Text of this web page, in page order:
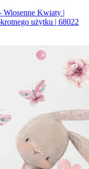
Wiosenne Kwiaty |
użytku | 68022